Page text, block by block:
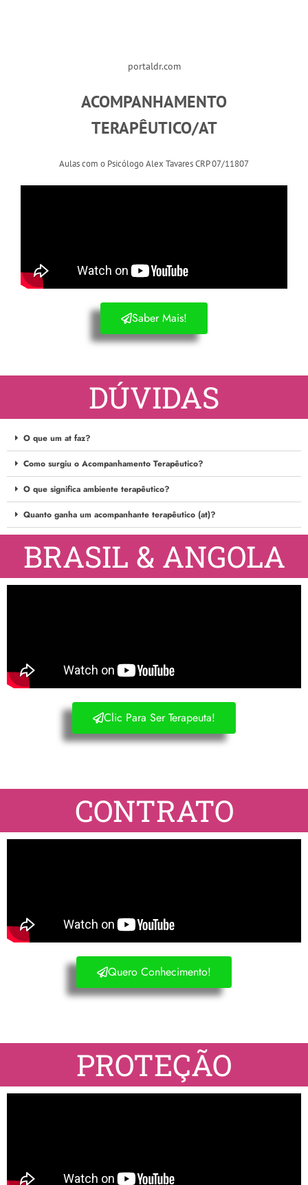
portaldr.com
ACOMPANHAMENTO
TERAPÊUTICO/AT
Aulas com o Psicólogo Alex Tavares CRP 07/11807
Saber Mais!
DÚVIDAS
O que um at faz?
Como surgiu o Acompanhamento Terapêutico?
O que significa ambiente terapêutico?
Quanto ganha um acompanhante terapêutico (at)?
BRASIL & ANGOLA
Clic Para Ser Terapeuta!
CONTRATO
Quero Conhecimento!
PROTEÇÃO